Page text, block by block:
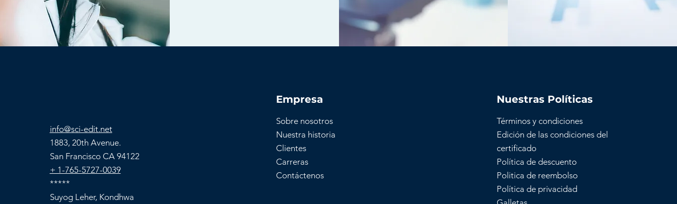
info@sci-edit.net
1883, 20th Avenue.
San Francisco CA 94122
+ 1-765-5727-0039
*****
Suyog Leher, Kondhwa
Empresa
Sobre nosotros
Nuestra historia
Clientes
Carreras
Contáctenos
Nuestras Políticas
Términos y condiciones
Edición de las condiciones del
certificado
Política de descuento
Politica de reembolso
Política de privacidad